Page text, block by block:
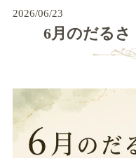
2026/06/23
6月のだるさ